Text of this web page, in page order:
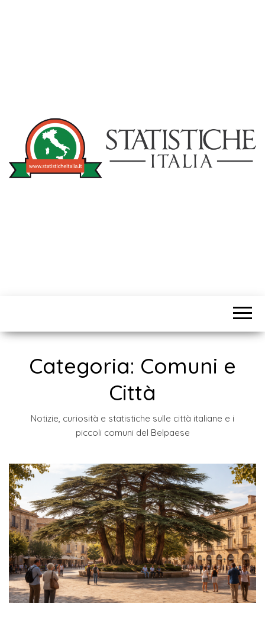
Categoria: Comuni e
Città
Notizie, curiosità e statistiche sulle città italiane e i
piccoli comuni del Belpaese